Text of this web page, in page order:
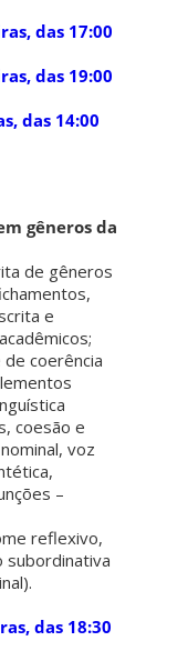
das 17:00
das 19:00
das 14:00
gêneros da
de gêneros
e
coerência
coesão e
voz
–
reflexivo,
subordinativa
das 18:30